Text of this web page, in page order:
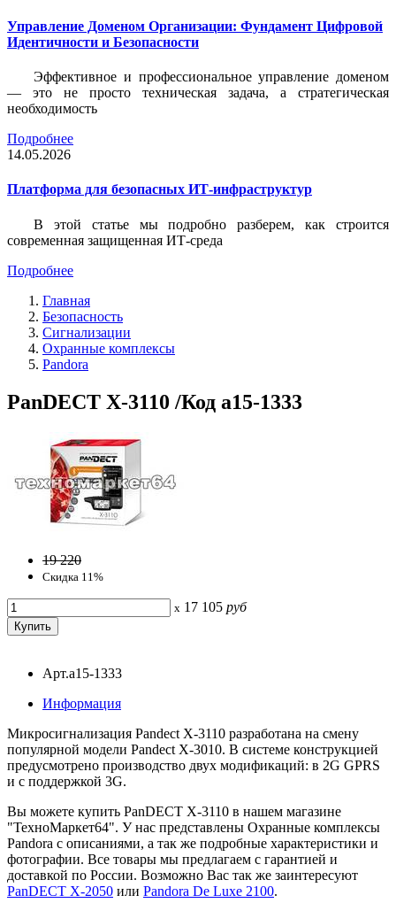
Управление Доменом Организации: Фундамент Цифровой
Идентичности и Безопасности
Эффективное и профессиональное управление доменом
— это не просто техническая задача, а стратегическая
необходимость
Подробнее
14.05.2026
Платформа для безопасных ИТ-инфраструктур
В этой статье мы подробно разберем, как строится
современная защищенная ИТ-среда
Подробнее
Главная
Безопасность
Сигнализации
Охранные комплексы
Pandora
PanDECT X-3110 /Код a15-1333
19 220
Скидка 11%
x 17 105 руб
Арт.a15-1333
Информация
Микросигнализация Pandect X-3110 разработана на смену
популярной модели Pandect X-3010. В системе конструкцией
предусмотрено производство двух модификаций: в 2G GPRS
и с поддержкой 3G.
Вы можете купить PanDECT X-3110 в нашем магазине
"ТехноМаркет64". У нас представлены Охранные комплексы
Pandora с описаниями, а так же подробные характеристики и
фотографии. Все товары мы предлагаем с гарантией и
доставкой по России. Возможно Вас так же заинтересуют
PanDECT X-2050 или Pandora De Luxe 2100.